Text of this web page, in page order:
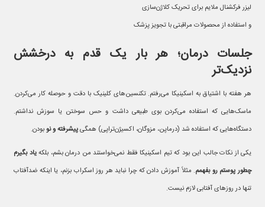
لیزر فرکشنال ملایم برای تحریک کلاژن‌سازی
و استفاده از محصولات مراقبتی با تجویز پزشک
جلسات درمان؛ هر بار یک قدم به درخشش
نزدیک‌تر
هر هفته با اشتیاق به اسکینیکا می‌رفتم. تکنسین‌های کلینیک با دقت و حوصله کار می‌کردن.
ماسک‌هایی که استفاده می‌کردن بوی طبیعی داشت و حس سوختن یا سوزش نداشتم.
دستگاه‌هایی که استفاده شد (درماپن، مزوگان، اکسیژن‌تراپی) همگیپیشرفته و نوبودن.
یکی از نکات جالب این بود که تیم اسکینیکا فقط نمی‌خواستند من درمان بشم، بلکهیاد بگیرم
چطور پوستم رو بفهمم. مثلاً آموزش دادن که چرا نباید هر روز اسکراب بزنم، یا اینکه ضدآفتاب
تنها در روزهای آفتابی لازم نیست.